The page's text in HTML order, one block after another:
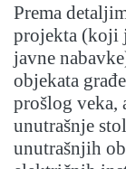
Prema
projekta (koji
javne
objekata
prošlog veka,
unutrašnje
unutrašnjih